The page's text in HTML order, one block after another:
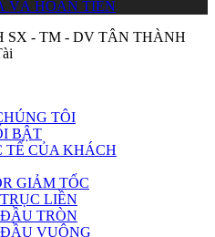
VÀ HOÀN TIỀN
SX - TM - DV TÂN THÀNH
TÔI
BẬT
TẾ CỦA KHÁCH
GIẢM TỐC
LIỀN
TRÒN
VUÔNG